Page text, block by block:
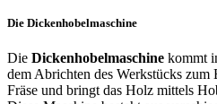
Die Dickenhobelmaschine
Die Dickenhobelmaschine kommt
dem Abrichten des Werkstücks zum
Fräse und bringt das Holz mittels